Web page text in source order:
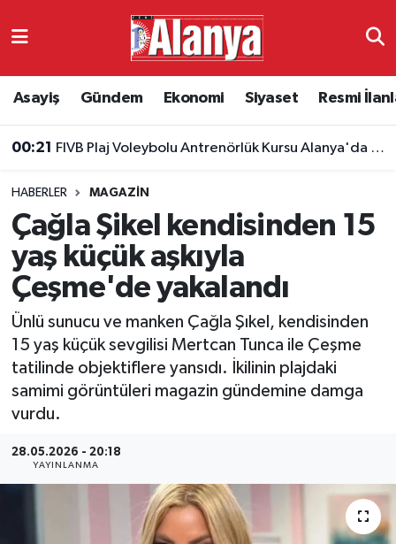
Asayiş Gündem Ekonomi Siyaset Resmi
00:21 FIVB Plaj Voleybolu Antrenörlük Kursu Alanya'da başlıyor
HABERLER MAGAZIN
Çağla Şikel kendisinden 15
yaş küçük aşkıyla
Çeşme'de yakalandı
Ünlü sunucu ve manken Çağla Şıkel, kendisinden
15 yaş küçük sevgilisi Mertcan Tunca ile Çeşme
tatilinde objektiflere yansıdı. İkilinin plajdaki
samimi görüntüleri magazin gündemine damga
vurdu.
28.05.2026 - 20:18
YAYINLANMA
Ekonomi
Resmi İlanlar
Alanyaspor
Turizm
E-Gazete
Antalya Namaz Vakitleri
Süper Lig Puan Durumu ve Fikstür
Tüm Manşetler
Son Dakika Haberleri
Haber Arşivi